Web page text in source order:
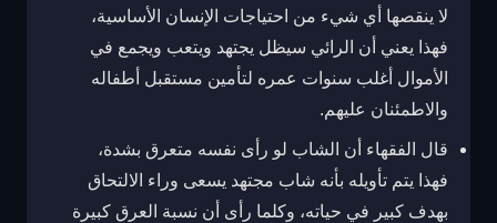
لا ينقصها أي شيء من احتياجات الإنسان الأساسية،
فهذا يعني أن الرائي سيظل يجتهد ويتعب ويجمع في
الأموال أغلب سنوات عمره لتأمين مستقبل أطفاله
والاطمئنان عليهم.
قال الفقهاء أن الشاب لو رأى نفسه متعرق بشدة،
فهذا يتم تأويله بأنه شاب مجتهد يسعى وراء الالتحاق
بهدف كبير في حياته، وكلما رأى أن نسبة العرق كبيرة